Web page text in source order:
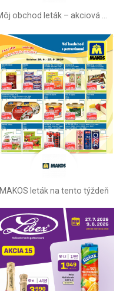
Môj obchod leták –⁠ akciová ponuka
MAKOS leták na tento týždeň